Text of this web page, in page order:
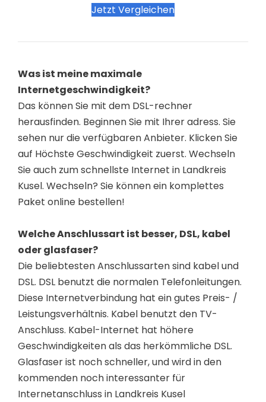
Jetzt Vergleichen
Was ist meine maximale
Internetgeschwindigkeit?
Das können Sie mit dem DSL-rechner
herausfinden. Beginnen Sie mit Ihrer adress. Sie
sehen nur die verfügbaren Anbieter. Klicken Sie
auf Höchste Geschwindigkeit zuerst. Wechseln
Sie auch zum schnellste Internet in Landkreis
Kusel. Wechseln? Sie können ein komplettes
Paket online bestellen!
Welche Anschlussart ist besser, DSL, kabel
oder glasfaser?
Die beliebtesten Anschlussarten sind kabel und
DSL. DSL benutzt die normalen Telefonleitungen.
Diese Internetverbindung hat ein gutes Preis- /
Leistungsverhältnis. Kabel benutzt den TV-
Anschluss. Kabel-Internet hat höhere
Geschwindigkeiten als das herkömmliche DSL.
Glasfaser ist noch schneller, und wird in den
kommenden noch interessanter für
Internetanschluss in Landkreis Kusel